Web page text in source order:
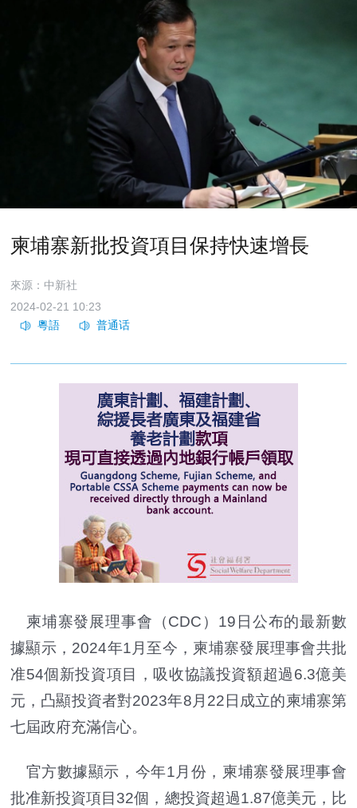
柬埔寨新批投資項目保持快速增長
來源：中新社
2024-02-21 10:23
柬埔寨發展理事會（CDC）19日公布的最新數
據顯示，2024年1月至今，柬埔寨發展理事會共批
准54個新投資項目，吸收協議投資額超過6.3億美
元，凸顯投資者對2023年8月22日成立的柬埔寨第
七屆政府充滿信心。
官方數據顯示，今年1月份，柬埔寨發展理事會
批准新投資項目32個，總投資超過1.87億美元，比